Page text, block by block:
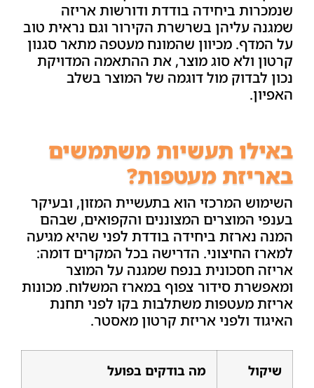
שנמכרות ביחידה בודדת ודורשות אריזה
שמגנה עליהן בשרשרת הקירור וגם נראית טוב
על המדף. מכיוון שהמונח מעטפה מתאר סגנון
קרטון ולא סוג מוצר, את ההתאמה המדויקת
נכון לבדוק מול דוגמה של המוצר בשלב
האפיון.
באילו תעשיות משתמשים
באריזת מעטפות?
השימוש המרכזי הוא בתעשיית המזון, ובעיקר
בענפי המוצרים המצוננים והקפואים, שבהם
המנה נארזת ביחידה בודדת לפני שהיא מגיעה
למארז החיצוני. הדרישה בכל המקרים דומה:
אריזה חסכונית בנפח שמגנה על המוצר
ומאפשרת סידור צפוף במארז המשלוח. מכונות
אריזת מעטפות משתלבות בקו לפני תחנת
האיגוד ולפני אריזת קרטון מאסטר.
שיקול מה בודקים בפועל